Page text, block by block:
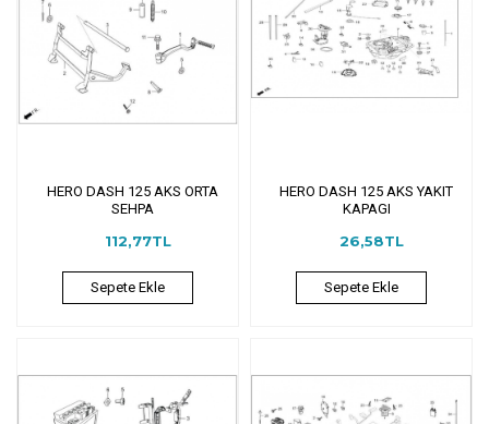
HERO DASH 125 AKS ORTA
SEHPA
112,77TL
Sepete Ekle
HERO DASH 125 AKS YAKIT
KAPAGI
26,58TL
Sepete Ekle